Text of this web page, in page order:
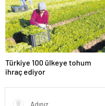
Türkiye 100 ülkeye tohum
ihraç ediyor